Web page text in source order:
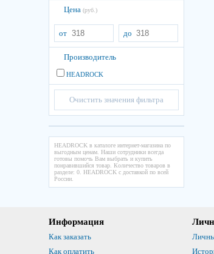
Цена (руб.)
от до
Производитель
HEADROCK
Очистить значения фильтра
HEADROCK в каталоге интернет-магазина по
выгодным ценам. Наши сотрудники всегда
готовы помочь Вам выбрать и купить
понравившийся товар. Количество товаров в
разделе: 0. HEADROCK с доставкой по всей
России.
Информация
Как заказать
Как оплатить